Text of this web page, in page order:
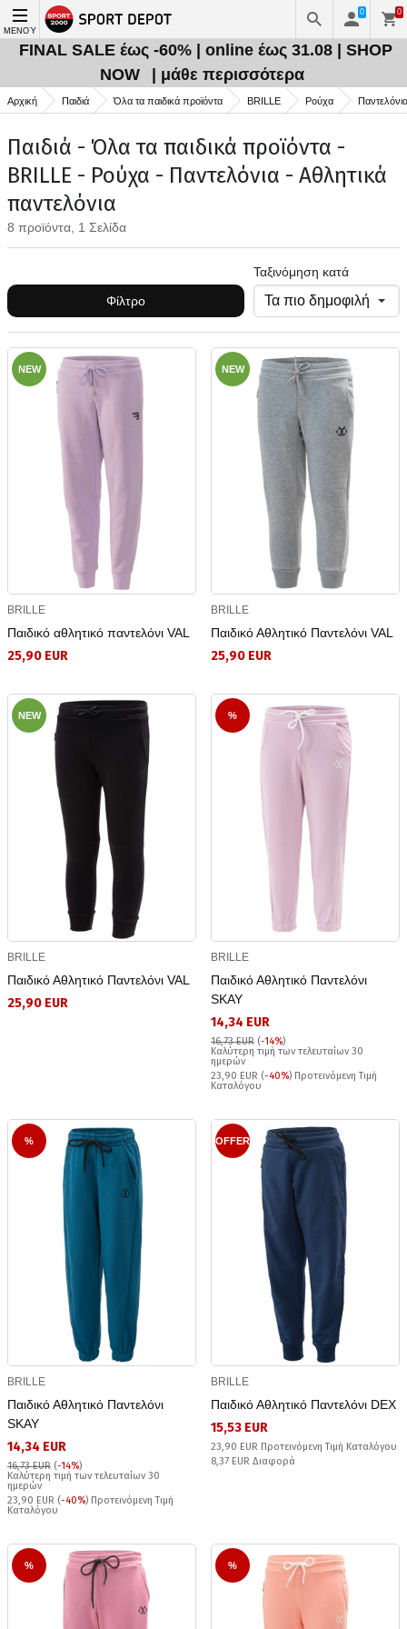
ΜΕΝΟΎ
0 0
FINAL SALE έως -60% | online έως 31.08 | SHOP
NOW
| μάθε περισσότερα
Αρχική Παιδιά Όλα τα παιδικά προϊόντα BRILLE Ρούχα Παντελόνια
Παιδιά - Όλα τα παιδικά προϊόντα -
BRILLE - Ρούχα - Παντελόνια - Αθλητικά
παντελόνια
8 προϊόντα, 1 Σελίδα
Φίλτρο
Ταξινόμηση κατά
NEW
BRILLE
Παιδικό αθλητικό παντελόνι VAL
25,90 EUR
NEW
BRILLE
Παιδικό Αθλητικό Παντελόνι VAL
25,90 EUR
NEW
BRILLE
Παιδικό Αθλητικό Παντελόνι VAL
25,90 EUR
%
BRILLE
Παιδικό Αθλητικό Παντελόνι
SKAY
14,34 EUR
16,73 EUR (-14%)
Καλύτερη τιμή των τελευταίων 30
ημερών
23,90 EUR (-40%) Προτεινόμενη Τιμή
Καταλόγου
%
BRILLE
Παιδικό Αθλητικό Παντελόνι
SKAY
14,34 EUR
16,73 EUR (-14%)
Καλύτερη τιμή των τελευταίων 30
ημερών
23,90 EUR (-40%) Προτεινόμενη Τιμή
Καταλόγου
OFFER
BRILLE
Παιδικό Αθλητικό Παντελόνι DEX
15,53 EUR
23,90 EUR Προτεινόμενη Τιμή Καταλόγου
8,37 EUR Διαφορά
% %